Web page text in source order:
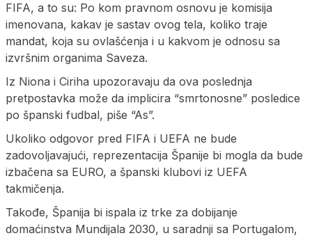
FIFA, a to su: Po kom pravnom osnovu je komisija
imenovana, kakav je sastav ovog tela, koliko traje
mandat, koja su ovlašćenja i u kakvom je odnosu sa
izvršnim organima Saveza.
Iz Niona i Ciriha upozoravaju da ova poslednja
pretpostavka može da implicira “smrtonosne” posledice
po španski fudbal, piše “As”.
Ukoliko odgovor pred FIFA i UEFA ne bude
zadovoljavajući, reprezentacija Španije bi mogla da bude
izbačena sa EURO, a španski klubovi iz UEFA
takmičenja.
Takođe, Španija bi ispala iz trke za dobijanje
domaćinstva Mundijala 2030, u saradnji sa Portugalom,